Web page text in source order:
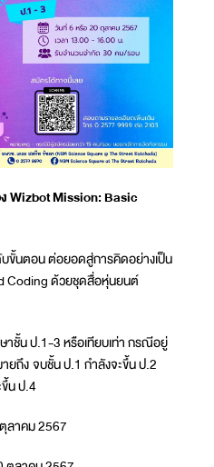
Wizbot Mission: Basic
ขั้นตอน ต่อยอดสู่การคิดอย่างเป็น
Coding ด้วยชุดสื่อหุ่นยนต์
าชั้น ป.1-3 หรือเทียบเท่า กรณีอยู่
ยถึง จบชั้น ป.1 กำลังจะขึ้น ป.2
น ป.4
ลาคม 2567